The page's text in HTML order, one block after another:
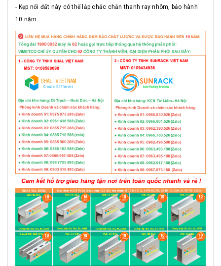
- Kẹp nối đất này có thể lắp chắc chắn thanh ray nhôm, bảo hành
10 năm.